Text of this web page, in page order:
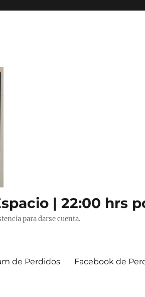
| 22:00 hrs
para darse cuenta.
de Perdidos Facebook de